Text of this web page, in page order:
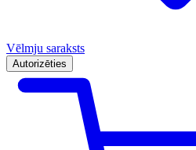
Vēlmju saraksts
Autorizēties